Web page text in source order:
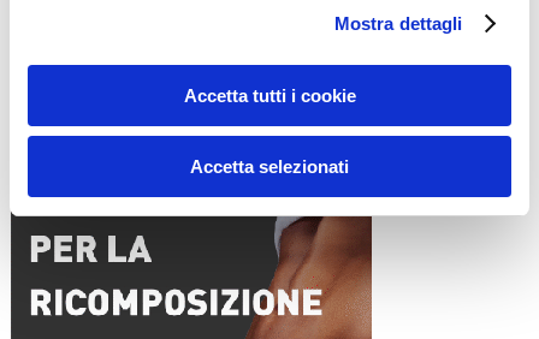
Mostra dettagli
Accetta tutti i cookie
Accetta selezionati